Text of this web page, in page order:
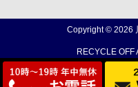
Copyright © 2026
RECYCLE OFF